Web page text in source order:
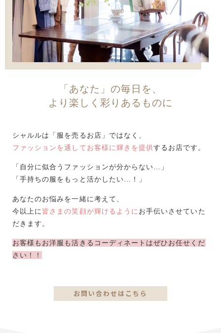
「あなた」の毎日を、
より楽しく彩りあるものに
シャルルは「服を売るお店」ではなく、
ファッションを通してお客様に輝きを提供するお店です。
「自分に似合うファッションが分からない…」
「手持ちの服をもっと活かしたい…！」
あなたのお悩みを一緒に考えて、
今以上に 皆さまの笑顔が輝けるように お手伝いさせていた
だきます。
お客様もお洋服も活きるコーディネートはぜひお任せくだ
さい！！
お問い合わせはこちら